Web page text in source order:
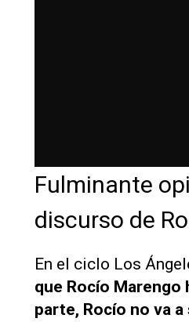
Fulminante
discurso de
En el ciclo Los
que Rocío Marengo
parte, Rocío no va